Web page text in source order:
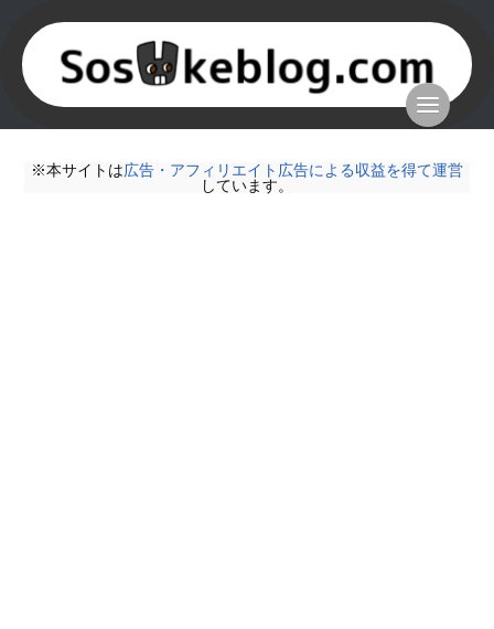
※本サイトは広告・アフィリエイト広告による収益を得て運営
しています。